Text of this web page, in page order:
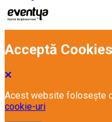
Acceptă Cookies
Acest website folosește
cookie-uri